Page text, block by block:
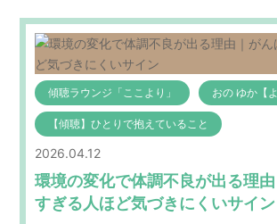
傾聴ラウンジ「ここより」 おの ゆか【
【傾聴】ひとりで抱えていること
2026.04.12
環境の変化で体調不良が出る理
すぎる人ほど気づきにくいサイン